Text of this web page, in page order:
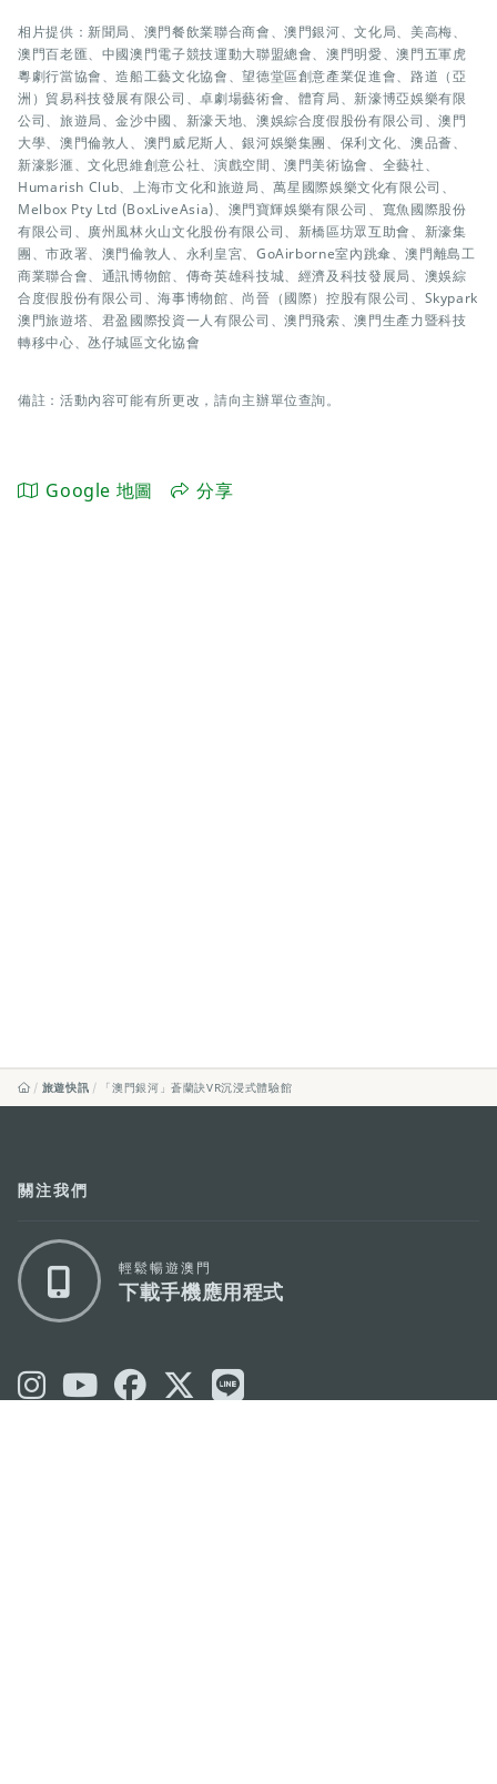
相片提供：新聞局、澳門餐飲業聯合商會、澳門銀河、文化局、美高梅、
澳門百老匯、中國澳門電子競技運動大聯盟總會、澳門明愛、澳門五軍虎
粵劇行當協會、造船工藝文化協會、望德堂區創意產業促進會、路道（亞
洲）貿易科技發展有限公司、卓劇場藝術會、體育局、新濠博亞娛樂有限
公司、旅遊局、金沙中國、新濠天地、澳娛綜合度假股份有限公司、澳門
大學、澳門倫敦人、澳門威尼斯人、銀河娛樂集團、保利文化、澳品薈、
新濠影滙、文化思維創意公社、演戲空間、澳門美術協會、全藝社、
Humarish Club、上海市文化和旅遊局、萬星國際娛樂文化有限公司、
Melbox Pty Ltd (BoxLiveAsia)、澳門寶輝娛樂有限公司、寬魚國際股份
有限公司、廣州風林火山文化股份有限公司、新橋區坊眾互助會、新濠集
團、市政署、澳門倫敦人、永利皇宮、GoAirborne室內跳傘、澳門離島工
商業聯合會、通訊博物館、傳奇英雄科技城、經濟及科技發展局、澳娛綜
合度假股份有限公司、海事博物館、尚晉（國際）控股有限公司、Skypark
澳門旅遊塔、君盈國際投資一人有限公司、澳門飛索、澳門生產力暨科技
轉移中心、氹仔城區文化協會
備註：活動內容可能有所更改，請向主辦單位查詢。
Google 地圖 分享
旅遊快訊 「澳門銀河」蒼蘭訣VR沉浸式體驗館
關注我們
輕鬆暢遊澳門
下載手機應用程式